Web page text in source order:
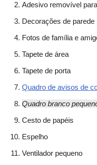
Adesivo removível
Decorações de parede
Fotos de família e
Tapete de área
Tapete de porta
Quadro de avisos de
Quadro branco
Cesto de papéis
Espelho
Ventilador pequeno